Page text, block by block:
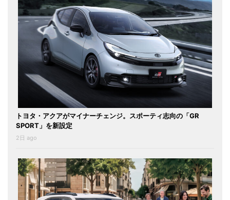
トヨタ・アクアがマイナーチェンジ。スポーティ志向の「GR
SPORT」を新設定
2日 ago